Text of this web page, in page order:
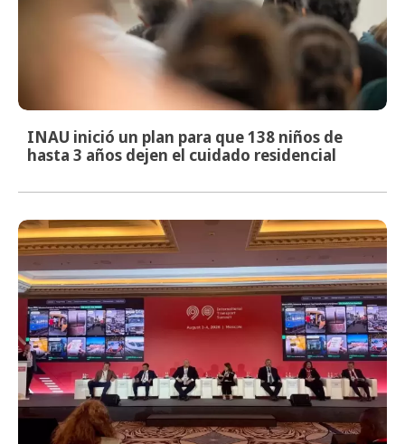
INAU inició un plan para que 138 niños de
hasta 3 años dejen el cuidado residencial